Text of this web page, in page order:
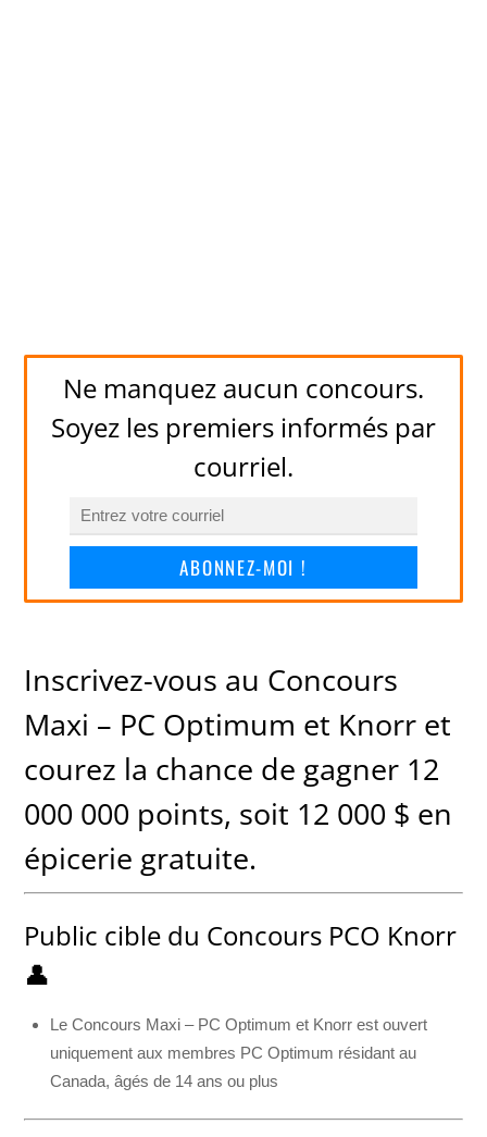
Ne manquez aucun concours.
Soyez les premiers informés par
courriel.
ABONNEZ-MOI !
Inscrivez-vous au Concours
Maxi – PC Optimum et Knorr et
courez la chance de gagner 12
000 000 points, soit 12 000 $ en
épicerie gratuite.
Public cible du Concours PCO Knorr
👤
Le Concours Maxi – PC Optimum et Knorr est ouvert
uniquement aux membres PC Optimum résidant au
Canada, âgés de 14 ans ou plus